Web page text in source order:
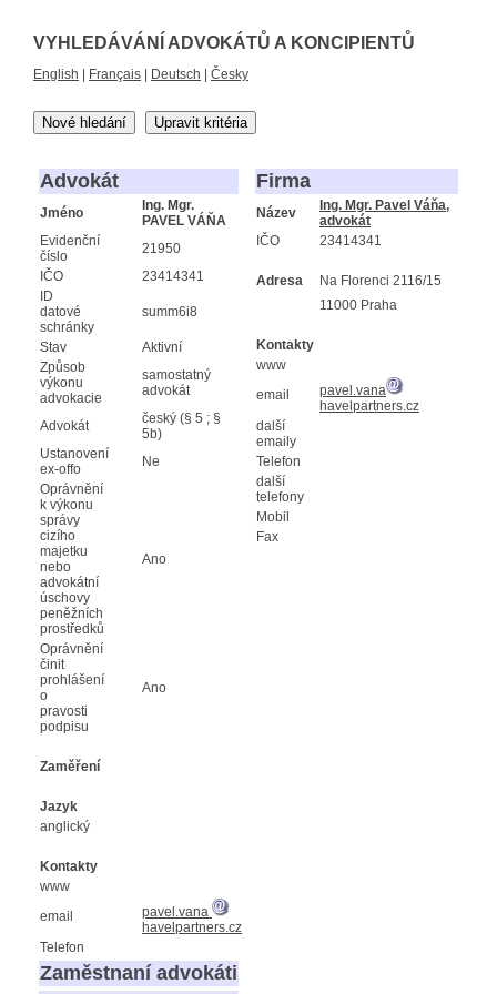
VYHLEDÁVÁNÍ ADVOKÁTŮ A KONCIPIENTŮ
English Français Deutsch Česky
Nové hledání Upravit kritéria
Advokát
Jméno
Ing. Mgr.
PAVEL VÁŇA
Evidenční
číslo
21950
IČO
23414341
ID
datové
schránky
summ6i8
Stav
Aktivní
Způsob
výkonu
advokacie
samostatný
advokát
Advokát
český (§ 5 ; §
5b)
Ustanovení
ex-offo
Ne
Oprávnění
k výkonu
správy
cizího
majetku
nebo
advokátní
úschovy
peněžních
prostředků
Ano
Oprávnění
činit
prohlášení
o
pravosti
podpisu
Ano
Zaměření
Jazyk
anglický
Kontakty
www
email
pavel.vana
havelpartners.cz
Telefon
Zaměstnaní advokáti
Firma
Název
Ing. Mgr. Pavel Váňa,
advokát
IČO
23414341
Adresa
Na Florenci 2116/15
11000 Praha
Kontakty
www
email
pavel.vana
havelpartners.cz
další
emaily
Telefon
další
telefony
Mobil
Fax